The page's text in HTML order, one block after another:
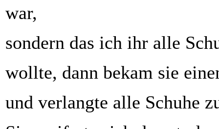
war,
sondern das ich ihr alle
wollte, dann bekam sie
und verlangte alle Schuhe